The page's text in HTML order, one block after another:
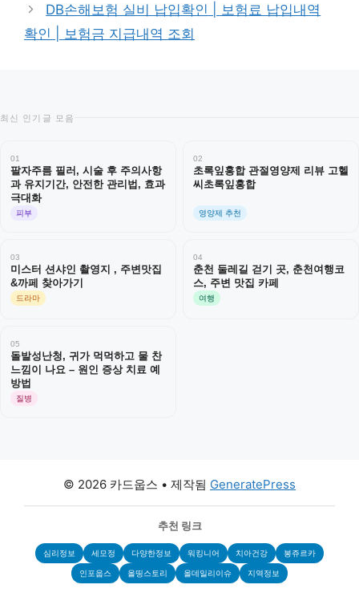
DB손해보험 실비 납입확인 | 보험료 납입내역
확인 | 보험금 지급내역 조회
최신 인기글 모음
01
팔자주름 필러, 시술 후 주의사항
과 유지기간, 안전한 관리법, 효과
극대화
피부
02
초록잎홍합 관절영양제 리뷰 고헬
씨초록잎홍합
영양제 추천
03
미스터 션샤인 촬영지 , 주변맛집
&까페 찾아가기
드라마
04
춘천 둘레길 걷기 곳, 춘천여행코
스, 주변 맛집 카페
여행
05
돌발성난청, 귀가 먹먹하고 물 찬
느낌이 나요 – 원인 증상 치료 예
방법
질병
© 2026 카드웁스 • 제작됨 GeneratePress
추천 링크
심리정보 세모정 다양한정보 워킹니어 치아건강 봉쥬르카
인포웁스 올띵스토리 올데일리이슈 지역정보